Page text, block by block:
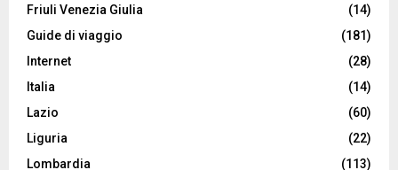
Friuli Venezia Giulia
(14)
Guide di viaggio
(181)
Internet
(28)
Italia
(14)
Lazio
(60)
Liguria
(22)
Lombardia
(113)